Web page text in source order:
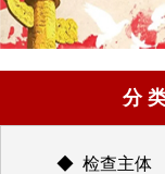
分
◆ 检查主体